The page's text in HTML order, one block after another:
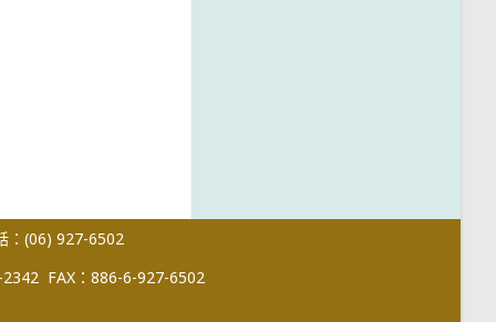
：(06) 927-6502
FAX：886-6-927-6502